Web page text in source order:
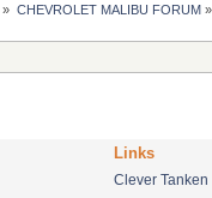
» CHEVROLET MALIBU FORUM»
Links
Clever Tanken